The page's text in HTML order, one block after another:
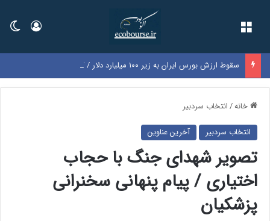
ورود
خانه/انتخاب سردبیر
انتخاب سردبیر آخرین عناوین
تصویر شهدای جنگ با حجاب
اختیاری / پیام پنهانی سخنرانی
پزشکیان